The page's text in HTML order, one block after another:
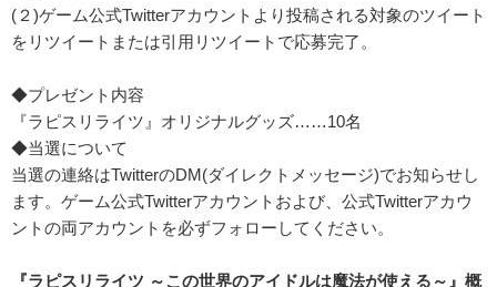
(２)ゲーム公式Twitterアカウントより投稿される対象のツイート
をリツイートまたは引用リツイートで応募完了。
◆プレゼント内容
『ラピスリライツ』オリジナルグッズ……10名
◆当選について
当選の連絡はTwitterのDM(ダイレクトメッセージ)でお知らせし
ます。ゲーム公式Twitterアカウントおよび、公式Twitterアカウ
ントの両アカウントを必ずフォローしてください。
『ラピスリライツ ～この世界のアイドルは魔法が使える～』概